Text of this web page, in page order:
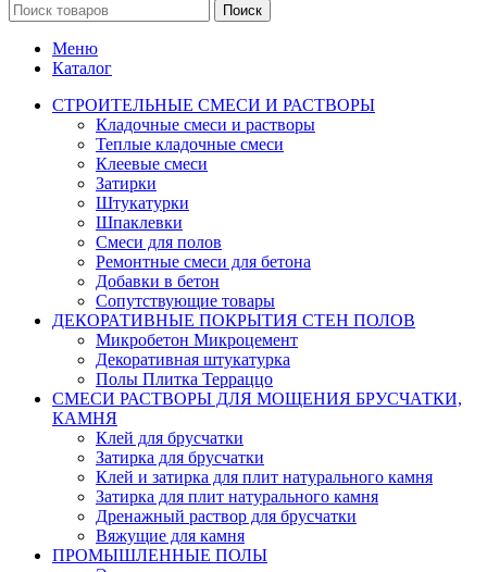
Поиск
Меню
Каталог
СТРОИТЕЛЬНЫЕ СМЕСИ И РАСТВОРЫ
Кладочные смеси и растворы
Теплые кладочные смеси
Клеевые смеси
Затирки
Штукатурки
Шпаклевки
Смеси для полов
Ремонтные смеси для бетона
Добавки в бетон
Сопутствующие товары
ДЕКОРАТИВНЫЕ ПОКРЫТИЯ СТЕН ПОЛОВ
Микробетон Микроцемент
Декоративная штукатурка
Полы Плитка Терраццо
СМЕСИ РАСТВОРЫ ДЛЯ МОЩЕНИЯ БРУСЧАТКИ,
КАМНЯ
Клей для брусчатки
Затирка для брусчатки
Клей и затирка для плит натурального камня
Затирка для плит натурального камня
Дренажный раствор для брусчатки
Вяжущие для камня
ПРОМЫШЛЕННЫЕ ПОЛЫ